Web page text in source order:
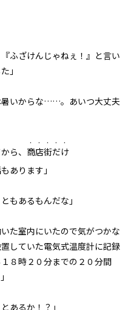
４日：君の代わりはどこに
い
CHAPTER
る
ロの娘
わりは君と二人で
ふざけんじゃねぇ！』と言い
」
いからな……。あいつ大丈夫
ら、 商店街だけ
・・・・・
あります」
あるもんだな」
た室内にいたので気がつかな
していた電気式温度計に記録
８時２０分までの２０分間
あるか！？」